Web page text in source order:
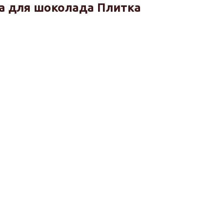
для шоколада Плитка